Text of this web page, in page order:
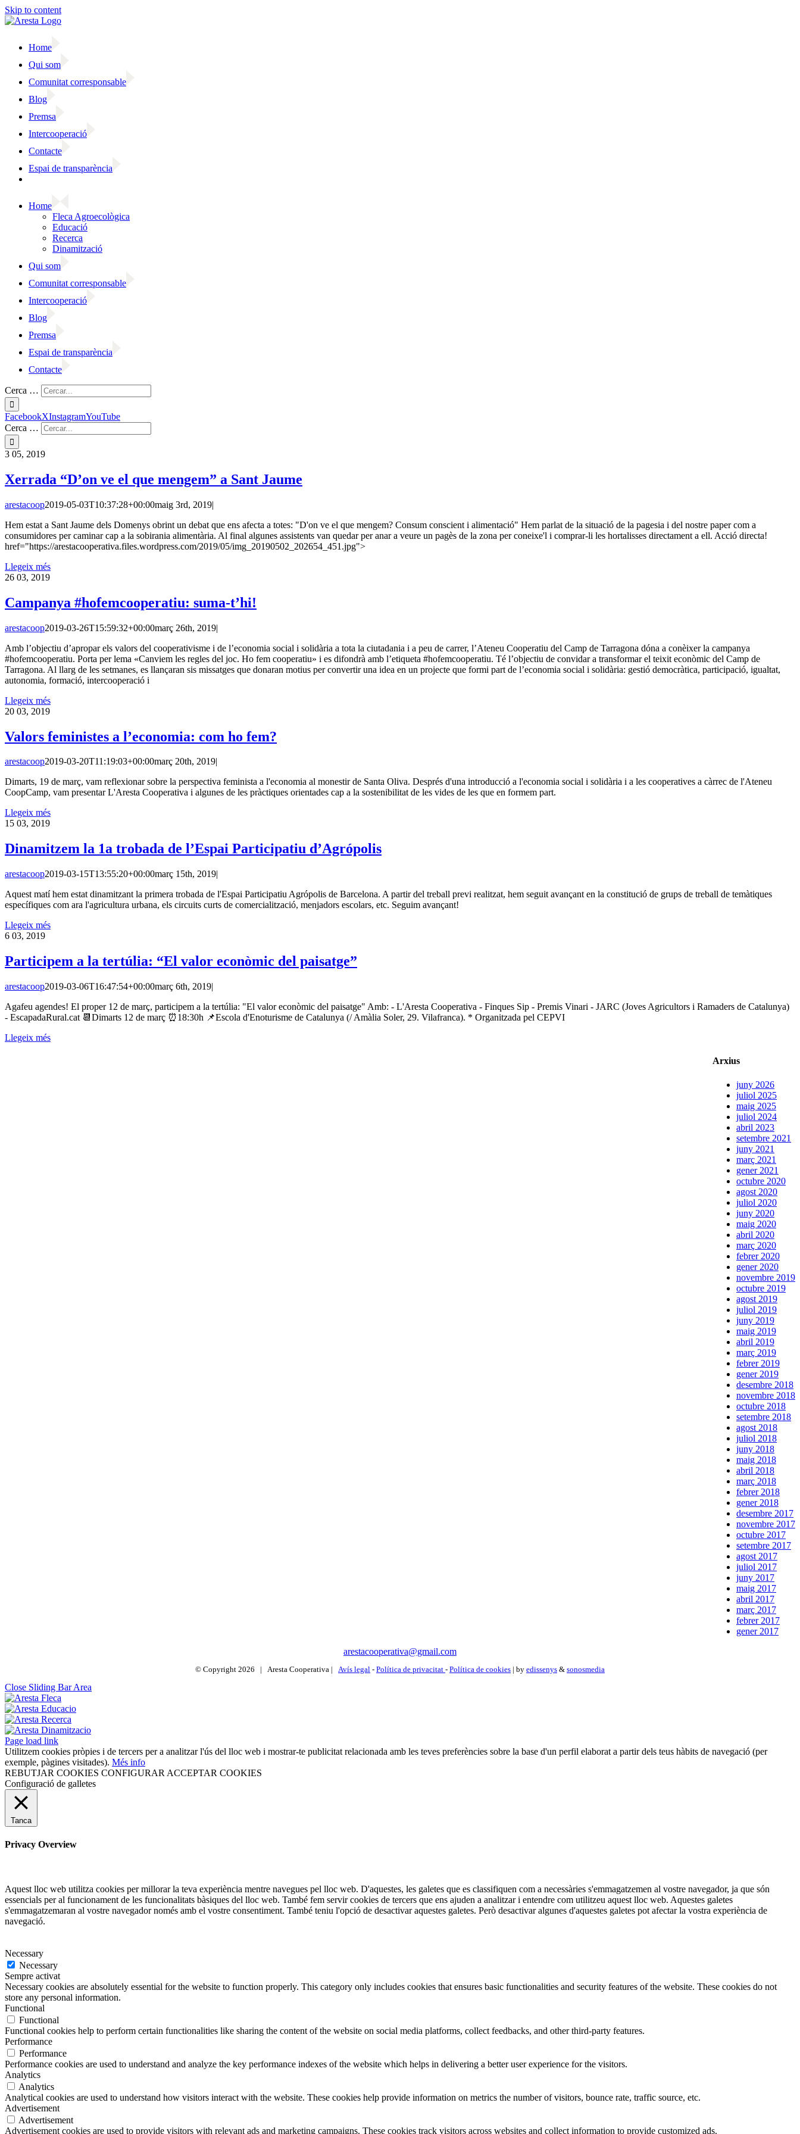
Skip to content
Home
Qui som
Comunitat corresponsable
Blog
Premsa
Intercooperació
Contacte
Espai de transparència
Home
Fleca Agroecològica
Educació
Recerca
Dinamització
Qui som
Comunitat corresponsable
Intercooperació
Blog
Premsa
Espai de transparència
Contacte
Cerca …
FacebookXInstagramYouTube
Cerca …
3 05, 2019
Xerrada “D’on ve el que mengem” a Sant Jaume
arestacoop2019-05-03T10:37:28+00:00maig 3rd, 2019|
Hem estat a Sant Jaume dels Domenys obrint un debat que ens afecta a totes: "D'on ve el que mengem? Consum conscient i alimentació" Hem parlat de la situació de la pagesia i del nostre paper com a
consumidores per caminar cap a la sobirania alimentària. Al final algunes assistents van quedar per anar a veure un pagès de la zona per coneixe'l i comprar-li les hortalisses directament a ell. Acció directa!
href="https://arestacooperativa.files.wordpress.com/2019/05/img_20190502_202654_451.jpg">
Llegeix més
26 03, 2019
Campanya #hofemcooperatiu: suma-t’hi!
arestacoop2019-03-26T15:59:32+00:00març 26th, 2019|
Amb l’objectiu d’apropar els valors del cooperativisme i de l’economia social i solidària a tota la ciutadania i a peu de carrer, l’Ateneu Cooperatiu del Camp de Tarragona dóna a conèixer la campanya
#hofemcooperatiu. Porta per lema «Canviem les regles del joc. Ho fem cooperatiu» i es difondrà amb l’etiqueta #hofemcooperatiu. Té l’objectiu de convidar a transformar el teixit econòmic del Camp de
Tarragona. Al llarg de les setmanes, es llançaran sis missatges que donaran motius per convertir una idea en un projecte que formi part de l’economia social i solidària: gestió democràtica, participació, igualtat,
autonomia, formació, intercooperació i
Llegeix més
20 03, 2019
Valors feministes a l’economia: com ho fem?
arestacoop2019-03-20T11:19:03+00:00març 20th, 2019|
Dimarts, 19 de març, vam reflexionar sobre la perspectiva feminista a l'economia al monestir de Santa Oliva. Després d'una introducció a l'economia social i solidària i a les cooperatives a càrrec de l'Ateneu
CoopCamp, vam presentar L'Aresta Cooperativa i algunes de les pràctiques orientades cap a la sostenibilitat de les vides de les que en formem part.
Llegeix més
15 03, 2019
Dinamitzem la 1a trobada de l’Espai Participatiu d’Agrópolis
arestacoop2019-03-15T13:55:20+00:00març 15th, 2019|
Aquest matí hem estat dinamitzant la primera trobada de l'Espai Participatiu Agrópolis de Barcelona. A partir del treball previ realitzat, hem seguit avançant en la constitució de grups de treball de temàtiques
específiques com ara l'agricultura urbana, els circuits curts de comercialització, menjadors escolars, etc. Seguim avançant!
Llegeix més
6 03, 2019
Participem a la tertúlia: “El valor econòmic del paisatge”
arestacoop2019-03-06T16:47:54+00:00març 6th, 2019|
Agafeu agendes! El proper 12 de març, participem a la tertúlia: "El valor econòmic del paisatge" Amb: - L'Aresta Cooperativa - Finques Sip - Premis Vinari - JARC (Joves Agricultors i Ramaders de Catalunya)
- EscapadaRural.cat 📆Dimarts 12 de març ⏰18:30h 📌Escola d'Enoturisme de Catalunya (/ Amàlia Soler, 29. Vilafranca). * Organitzada pel CEPVI
Llegeix més
Arxius
juny 2026
juliol 2025
maig 2025
juliol 2024
abril 2023
setembre 2021
juny 2021
març 2021
gener 2021
octubre 2020
agost 2020
juliol 2020
juny 2020
maig 2020
abril 2020
març 2020
febrer 2020
gener 2020
novembre 2019
octubre 2019
agost 2019
juliol 2019
juny 2019
maig 2019
abril 2019
març 2019
febrer 2019
gener 2019
desembre 2018
novembre 2018
octubre 2018
setembre 2018
agost 2018
juliol 2018
juny 2018
maig 2018
abril 2018
març 2018
febrer 2018
gener 2018
desembre 2017
novembre 2017
octubre 2017
setembre 2017
agost 2017
juliol 2017
juny 2017
maig 2017
abril 2017
març 2017
febrer 2017
gener 2017
arestacooperativa@gmail.com
© Copyright 2026 | Aresta Cooperativa | Avís legal - Política de privacitat - Política de cookies | by edissenys & sonosmedia
Close Sliding Bar Area
Page load link
Utilitzem cookies pròpies i de tercers per a analitzar l'ús del lloc web i mostrar-te publicitat relacionada amb les teves preferències sobre la base d'un perfil elaborat a partir dels teus hàbits de navegació (per
exemple, pàgines visitades). Més info
REBUTJAR COOKIES CONFIGURAR ACCEPTAR COOKIES
Configuració de galletes
Tanca
Privacy Overview
Aquest lloc web utilitza cookies per millorar la teva experiència mentre navegues pel lloc web. D'aquestes, les galetes que es classifiquen com a necessàries s'emmagatzemen al vostre navegador, ja que són
essencials per al funcionament de les funcionalitats bàsiques del lloc web. També fem servir cookies de tercers que ens ajuden a analitzar i entendre com utilitzeu aquest lloc web. Aquestes galetes
s'emmagatzemaran al vostre navegador només amb el vostre consentiment. També teniu l'opció de desactivar aquestes galetes. Però desactivar algunes d'aquestes galetes pot afectar la vostra experiència de
navegació.
Necessary
Necessary
Sempre activat
Necessary cookies are absolutely essential for the website to function properly. This category only includes cookies that ensures basic functionalities and security features of the website. These cookies do not
store any personal information.
Functional
Functional
Functional cookies help to perform certain functionalities like sharing the content of the website on social media platforms, collect feedbacks, and other third-party features.
Performance
Performance
Performance cookies are used to understand and analyze the key performance indexes of the website which helps in delivering a better user experience for the visitors.
Analytics
Analytics
Analytical cookies are used to understand how visitors interact with the website. These cookies help provide information on metrics the number of visitors, bounce rate, traffic source, etc.
Advertisement
Advertisement
Advertisement cookies are used to provide visitors with relevant ads and marketing campaigns. These cookies track visitors across websites and collect information to provide customized ads.